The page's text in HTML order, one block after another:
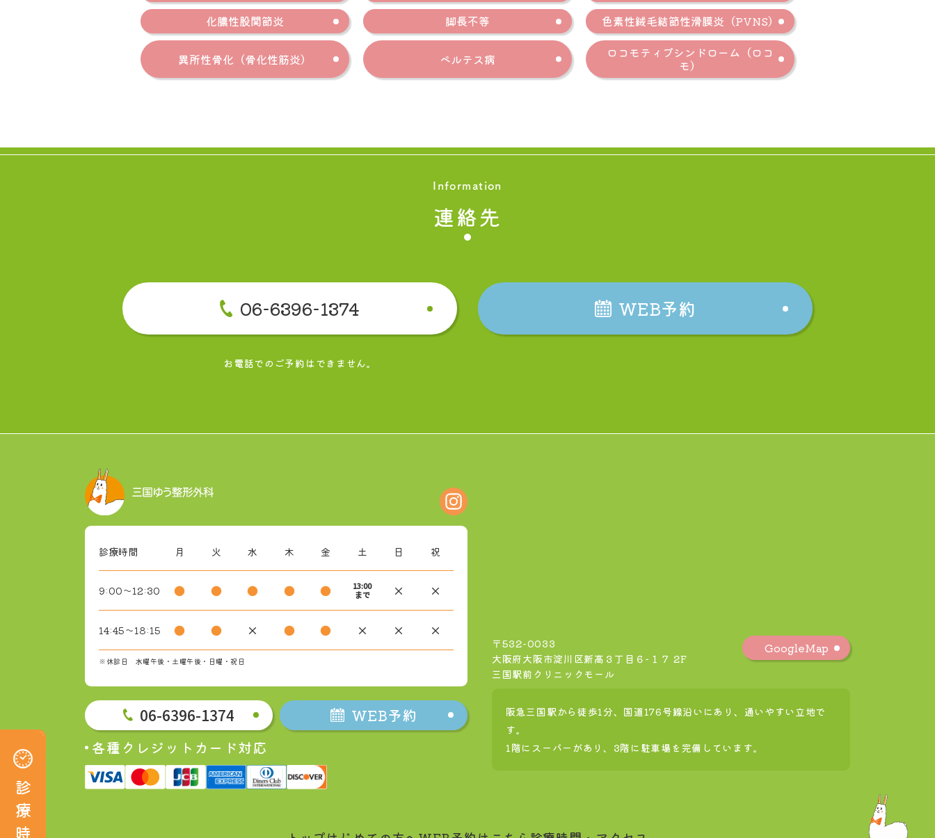
診
療
時
診療時間 月 火 水 木 金 土日
9:00～12:30●●●●●13:00 ××
化膿性股関節炎
脚長不等 色素性絨毛結節性滑膜炎（PVNS）
異所性骨化（骨化性筋炎） ペルテス病 ロコモティブシンドローム（ロコ
モ）
Information
連絡先
06-6396-1374
お電話でのご予約はできません。
WEB予約
診療時間 月 火 水 木 金 土 日 祝
9:00～12:30 ● ● ● ● ●
13:00
まで
× ×
14:45～18:15 ● ● × ● ● × × ×
※休診日 水曜午後・土曜午後・日曜・祝日
06-6396-1374 WEB予約
各種クレジットカード対応
〒532-0033
大阪府大阪市淀川区新高３丁目６−１７ 2F
三国駅前クリニックモール
GoogleMap
阪急三国駅から徒歩1分、国道176号線沿いにあり、通いやすい立地で
す。
1階にスーパーがあり、3階に駐車場を完備しています。